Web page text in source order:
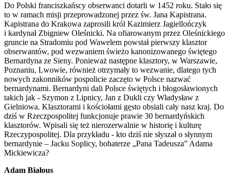
Do Polski franciszkańscy obserwanci dotarli w 1452 roku. Stało się
to w ramach misji przeprowadzonej przez św. Jana Kapistrana.
Kapistrana do Krakowa zaprosili król Kazimierz Jagiellończyk
i kardynał Zbigniew Oleśnicki. Na ofiarowanym przez Oleśnickiego
gruncie na Stradomiu pod Wawelem powstał pierwszy klasztor
obserwantów, pod wezwaniem świeżo kanonizowanego świętego
Bernardyna ze Sieny. Ponieważ następne klasztory, w Warszawie,
Poznaniu, Lwowie, również otrzymały to wezwanie, dlatego tych
nowych zakonników pospolicie zaczęto w Polsce nazwać
bernardynami. Bernardyni dali Polsce świętych i błogosławionych
takich jak - Szymon z Lipnicy, Jan z Dukli czy Władysław z
Gielniowa. Klasztorami i kościołami gęsto obsiali cały nasz kraj. Do
dziś w Rzeczpospolitej funkcjonuje prawie 30 bernardyńskich
klasztorów. Wpisali się też nierozerwalnie w historię i kulturę
Rzeczypospolitej. Dla przykładu - kto dziś nie słyszał o słynnym
bernardynie – Jacku Soplicy, bohaterze „Pana Tadeusza” Adama
Mickiewicza?
Adam Białous